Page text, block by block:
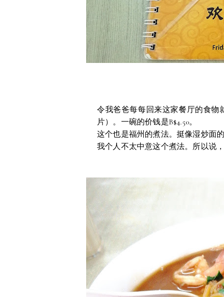
令我爸爸每每回来这家餐厅的食物
片）。一碗的价钱是B$4.50。
这个也是福州的煮法。挺像湿炒面的
我个人不太中意这个煮法。所以说